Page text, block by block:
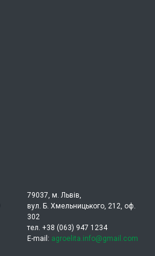
79037, м. Львів,
вул. Б. Хмельницького, 212, оф.
302
тел. +38 (063) 947 1234
E-mail: agroelita.info@gmail.com